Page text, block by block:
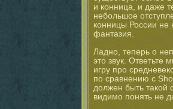
и конница, и даже
небольшое
конницы России не
фантазия.
Ладно, теперь о
это звук. Ответьте
игру про
по сравнению с
должен быть такой
видимо понять не